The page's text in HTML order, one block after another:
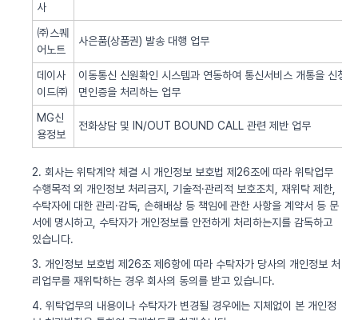
사
㈜스퀘
어노트
사은품(상품권) 발송 대행 업무
데이사
이드㈜
이동통신 신원확인 시스템과 연동하여 통신서비스 개통을 신청
면인증을 처리하는 업무
MG신
용정보
전화상담 및 IN/OUT BOUND CALL 관련 제반 업무
2. 회사는 위탁계약 체결 시 개인정보 보호법 제26조에 따라 위탁업무
수행목적 외 개인정보 처리금지, 기술적·관리적 보호조치, 재위탁 제한,
수탁자에 대한 관리·감독, 손해배상 등 책임에 관한 사항을 계약서 등 문
서에 명시하고, 수탁자가 개인정보를 안전하게 처리하는지를 감독하고
있습니다.
3. 개인정보 보호법 제26조 제6항에 따라 수탁자가 당사의 개인정보 처
리업무를 재위탁하는 경우 회사의 동의를 받고 있습니다.
4. 위탁업무의 내용이나 수탁자가 변경될 경우에는 지체없이 본 개인정